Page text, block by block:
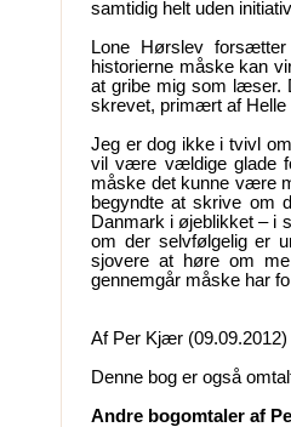
samtidig helt uden
Lone Hørslev
historierne måske kan
at gribe mig som læser.
skrevet, primært af Helle
Jeg er dog ikke i tvivl
vil være vældige glade
måske det kunne være
begyndte at skrive om
Danmark i øjeblikket – i
om der selvfølgelig er
sjovere at høre om
gennemgår måske har
Af Per Kjær (09.09.2012)
Denne bog er også
Andre bogomtaler af